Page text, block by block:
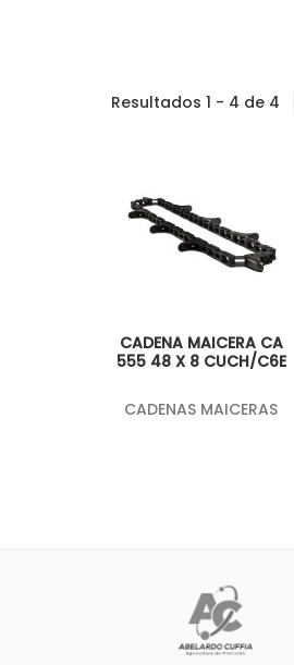
Resultados 1 - 4 de 4
CADENA MAICERA CA
555 48 X 8 CUCH/C6E
CADENAS MAICERAS